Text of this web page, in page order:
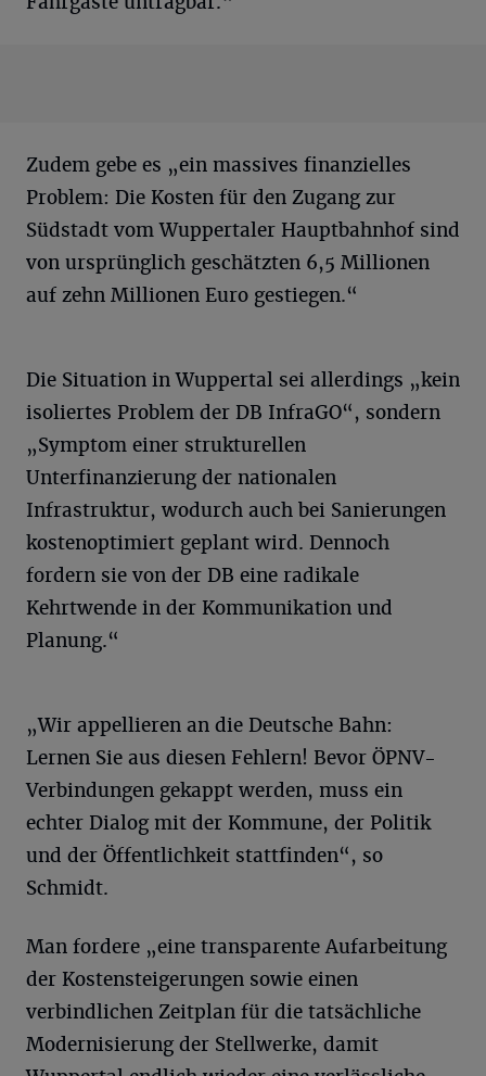
Zudem gebe es „ein massives finanzielles
Problem: Die Kosten für den Zugang zur
Südstadt vom Wuppertaler Hauptbahnhof sind
von ursprünglich geschätzten 6,5 Millionen
auf zehn Millionen Euro gestiegen.“
Die Situation in Wuppertal sei allerdings „kein
isoliertes Problem der DB InfraGO“, sondern
„Symptom einer strukturellen
Unterfinanzierung der nationalen
Infrastruktur, wodurch auch bei Sanierungen
kostenoptimiert geplant wird. Dennoch
fordern sie von der DB eine radikale
Kehrtwende in der Kommunikation und
Planung.“
„Wir appellieren an die Deutsche Bahn:
Lernen Sie aus diesen Fehlern! Bevor ÖPNV-
Verbindungen gekappt werden, muss ein
echter Dialog mit der Kommune, der Politik
und der Öffentlichkeit stattfinden“, so
Schmidt.
Man fordere „eine transparente Aufarbeitung
der Kostensteigerungen sowie einen
verbindlichen Zeitplan für die tatsächliche
Modernisierung der Stellwerke, damit